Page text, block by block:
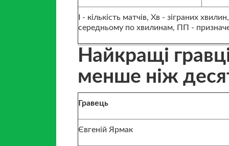
І - кількість матчів, Хв - зіграних
середньому по хвилинам, ПП -
Найкращі
менше ніж
Гравець
Євгеній Ярмак